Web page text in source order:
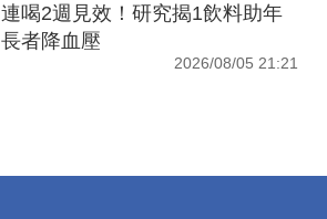
連喝2週見效！研究揭1飲料助年
長者降血壓
2026/08/05 21:21